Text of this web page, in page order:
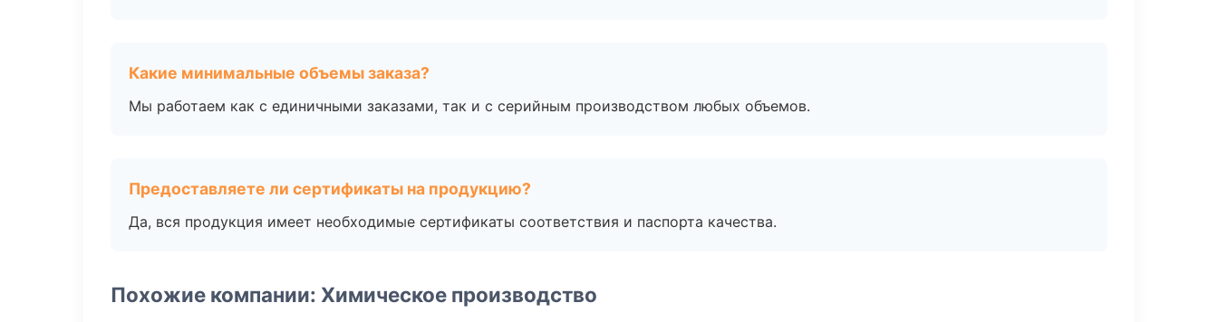
Какие минимальные объемы заказа?
Мы работаем как с единичными заказами, так и с серийным производством любых объемов.
Предоставляете ли сертификаты на продукцию?
Да, вся продукция имеет необходимые сертификаты соответствия и паспорта качества.
Похожие компании: Химическое производство